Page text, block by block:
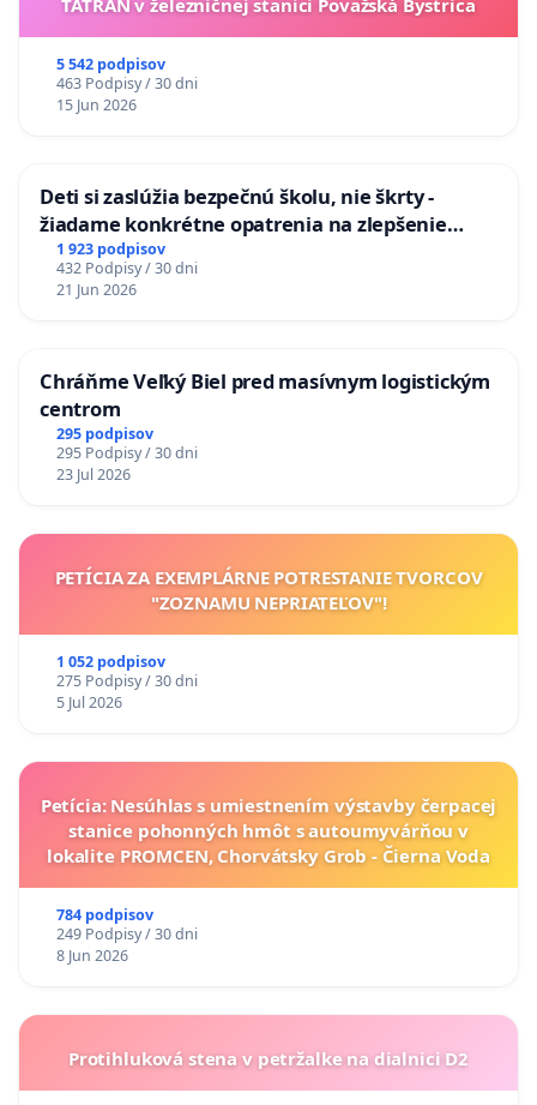
TATRAN v železničnej stanici Považská Bystrica
5 542 podpisov
463 Podpisy / 30 dni
15 Jun 2026
Deti si zaslúžia bezpečnú školu, nie škrty -
žiadame konkrétne opatrenia na zlepšenie
situácie v školstve
1 923 podpisov
432 Podpisy / 30 dni
21 Jun 2026
Chráňme Veľký Biel pred masívnym logistickým
centrom
295 podpisov
295 Podpisy / 30 dni
23 Jul 2026
PETÍCIA ZA EXEMPLÁRNE POTRESTANIE TVORCOV
"ZOZNAMU NEPRIATEĽOV"!
1 052 podpisov
275 Podpisy / 30 dni
5 Jul 2026
Petícia: Nesúhlas s umiestnením výstavby čerpacej
stanice pohonných hmôt s autoumyvárňou v
lokalite PROMCEN, Chorvátsky Grob - Čierna Voda
784 podpisov
249 Podpisy / 30 dni
8 Jun 2026
Protihluková stena v petržalke na dialnici D2